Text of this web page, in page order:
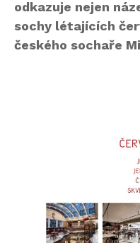
odkazuje nejen
sochy létajících
českého sochaře